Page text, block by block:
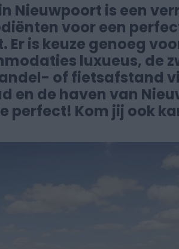
Nieuwpoort is een
voor een
Er is keuze genoeg
luxueus, de
of fietsafstand
en de haven van
perfect! Kom jij ook